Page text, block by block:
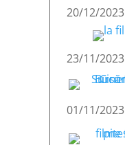
20/12/2023
23/11/2023
01/11/2023